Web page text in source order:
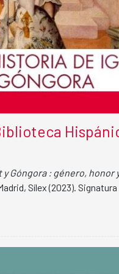
Góngora : género, honor
Sílex (2023).